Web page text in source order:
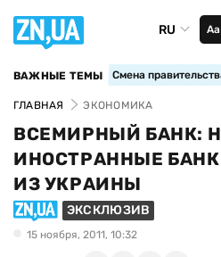
RU Аа
ВАЖНЫЕ ТЕМЫ Смена
ГЛАВНАЯ ЭКОНОМИКА
ВСЕМИРНЫЙ БАНК:
ИНОСТРАННЫЕ
ИЗ УКРАИНЫ
ЭКСКЛЮЗИВ
15 ноября, 2011, 10:32